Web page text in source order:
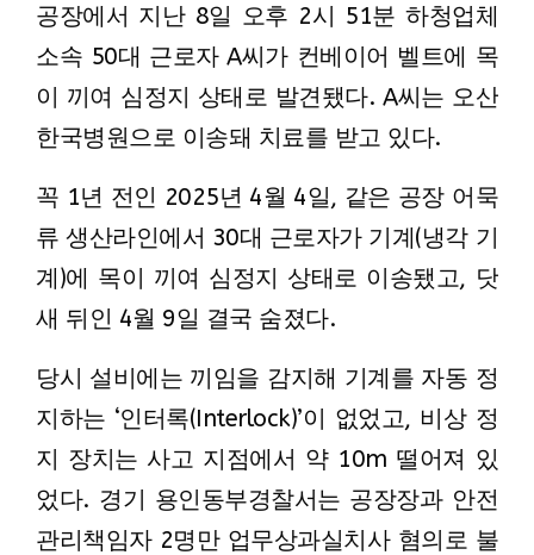
공장에서 지난 8일 오후 2시 51분 하청업체
소속 50대 근로자 A씨가 컨베이어 벨트에 목
이 끼여 심정지 상태로 발견됐다. A씨는 오산
한국병원으로 이송돼 치료를 받고 있다.
꼭 1년 전인 2025년 4월 4일, 같은 공장 어묵
류 생산라인에서 30대 근로자가 기계(냉각 기
계)에 목이 끼여 심정지 상태로 이송됐고, 닷
새 뒤인 4월 9일 결국 숨졌다.
당시 설비에는 끼임을 감지해 기계를 자동 정
지하는 ‘인터록(Interlock)’이 없었고, 비상 정
지 장치는 사고 지점에서 약 10m 떨어져 있
었다. 경기 용인동부경찰서는 공장장과 안전
관리책임자 2명만 업무상과실치사 혐의로 불